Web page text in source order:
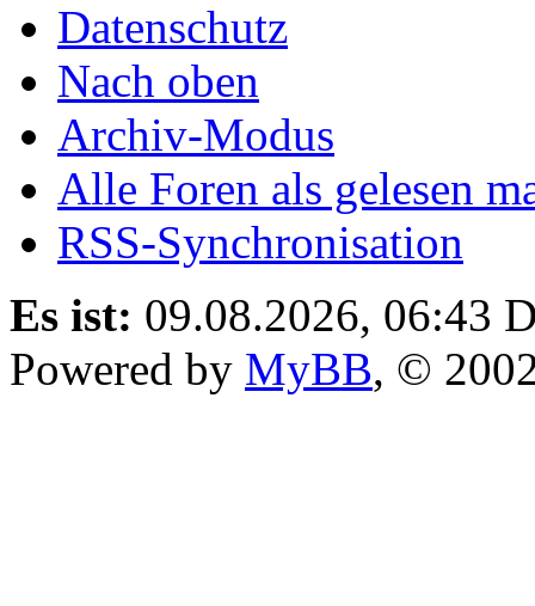
Datenschutz
Nach oben
Archiv-Modus
Alle Foren als gelesen
RSS-Synchronisation
Es ist: 09.08.2026, 06:43
Powered by MyBB, ©